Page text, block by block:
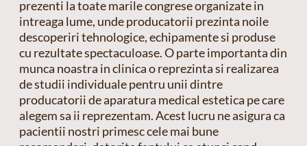
prezenti la toate marile congrese organizate in
intreaga lume, unde producatorii prezinta noile
descoperiri tehnologice, echipamente si produse
cu rezultate spectaculoase. O parte importanta din
munca noastra in clinica o reprezinta si realizarea
de studii individuale pentru unii dintre
producatorii de aparatura medical estetica pe care
alegem sa ii reprezentam. Acest lucru ne asigura ca
pacientii nostri primesc cele mai bune